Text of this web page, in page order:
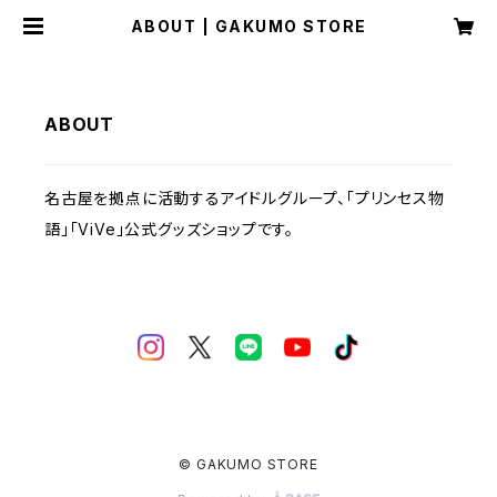
ABOUT | GAKUMO STORE
ABOUT
名古屋を拠点に活動するアイドルグループ、「プリンセス物
語」「ViVe」公式グッズショップです。
© GAKUMO STORE